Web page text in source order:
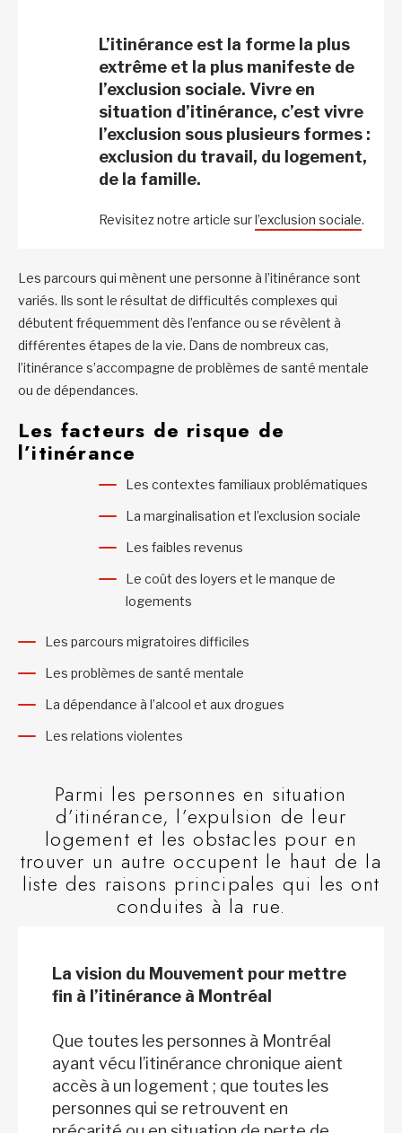
L’itinérance est la forme la plus
extrême et la plus manifeste de
l’exclusion sociale. Vivre en
situation d’itinérance, c’est vivre
l’exclusion sous plusieurs formes :
exclusion du travail, du logement,
de la famille.
Revisitez notre article surl’exclusion sociale.
Les parcours qui mènent une personne à l’itinérance sont
variés. Ils sont le résultat de difficultés complexes qui
débutent fréquemment dès l’enfance ou se révèlent à
différentes étapes de la vie. Dans de nombreux cas,
l’itinérance s’accompagne de problèmes de santé mentale
ou de dépendances.
Les facteurs de risque de
l’itinérance
Les contextes familiaux problématiques
La marginalisation et l’exclusion sociale
Les faibles revenus
Le coût des loyers et le manque de
logements
Les parcours migratoires difficiles
Les problèmes de santé mentale
La dépendance à l’alcool et aux drogues
Les relations violentes
Parmi les personnes en situation
d’itinérance, l’expulsion de leur
logement et les obstacles pour en
trouver un autre occupent le haut de la
liste des raisons principales qui les ont
conduites à la rue.
La vision du Mouvement pour mettre
fin à l’itinérance à Montréal
Que toutes les personnes à Montréal
ayant vécu l’itinérance chronique aient
accès à un logement ; que toutes les
personnes qui se retrouvent en